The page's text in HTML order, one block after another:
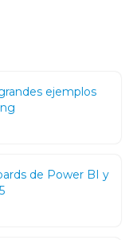
ejemplos
de Power BI y